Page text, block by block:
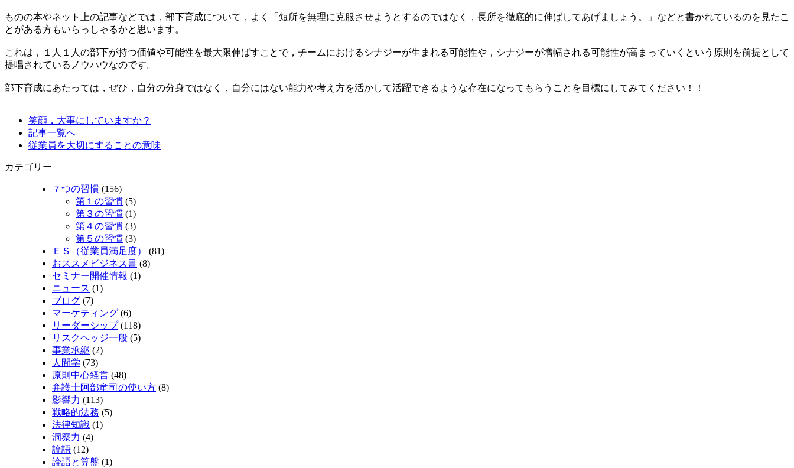
ものの本やネット上の記事などでは，部下育成について，よく「短所を無理に克服させようとするのではなく，長所を徹底的に伸ばしてあげましょう。」などと書かれているのを見たこ
とがある方もいらっしゃるかと思います。
これは，１人１人の部下が持つ価値や可能性を最大限伸ばすことで，チームにおけるシナジーが生まれる可能性や，シナジーが増幅される可能性が高まっていくという原則を前提として
提唱されているノウハウなのです。
部下育成にあたっては，ぜひ，自分の分身ではなく，自分にはない能力や考え方を活かして活躍できるような存在になってもらうことを目標にしてみてください！！
笑顔，大事にしていますか？
記事一覧へ
従業員を大切にすることの意味
カテゴリー
７つの習慣 (156)
第１の習慣 (5)
第３の習慣 (1)
第４の習慣 (3)
第５の習慣 (3)
ＥＳ（従業員満足度）
(81)
おススメビジネス書 (8)
セミナー開催情報 (1)
ニュース (1)
ブログ (7)
マーケティング (6)
リーダーシップ(118)
リスクヘッジ一般 (5)
事業承継 (2)
人間学 (73)
原則中心経営 (48)
弁護士阿部竜司の使い方 (8)
影響力 (113)
戦略的法務 (5)
法律知識 (1)
洞察力 (4)
論語 (12)
論語と算盤 (1)